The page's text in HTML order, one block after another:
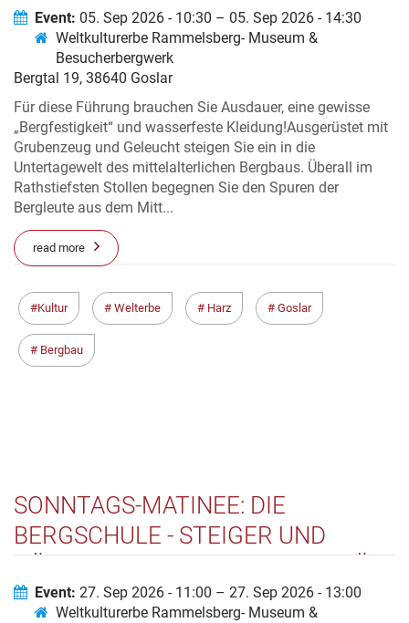
Event: 05. Sep 2026 - 10:30 – 05. Sep 2026 - 14:30
Weltkulturerbe Rammelsberg- Museum &
Besucherbergwerk
Bergtal 19, 38640 Goslar
Für diese Führung brauchen Sie Ausdauer, eine gewisse
„Bergfestigkeit“ und wasserfeste Kleidung!Ausgerüstet mit
Grubenzeug und Geleucht steigen Sie ein in die
Untertagewelt des mittelalterlichen Bergbaus. Überall im
Rathstiefsten Stollen begegnen Sie den Spuren der
Bergleute aus dem Mitt...
read more
Kultur Welterbe Harz Goslar
Bergbau
SONNTAGS-MATINEE: DIE
BERGSCHULE - STEIGER UND
DEN HARZER BERGBAU
Event: 27. Sep 2026 - 11:00 – 27. Sep 2026 - 13:00
Weltkulturerbe Rammelsberg- Museum &